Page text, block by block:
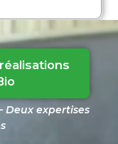
Deux expertises